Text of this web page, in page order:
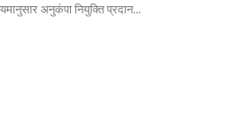
अनुकंपा नियुक्ति प्रदान...